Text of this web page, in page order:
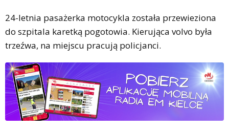
24-letnia pasażerka motocykla została przewieziona
do szpitala karetką pogotowia. Kierująca volvo była
trzeźwa, na miejscu pracują policjanci.